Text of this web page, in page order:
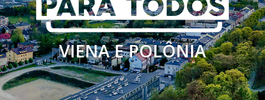
VIENA E POLÔNIA